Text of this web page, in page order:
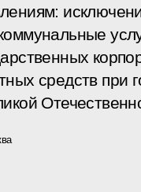
средств при